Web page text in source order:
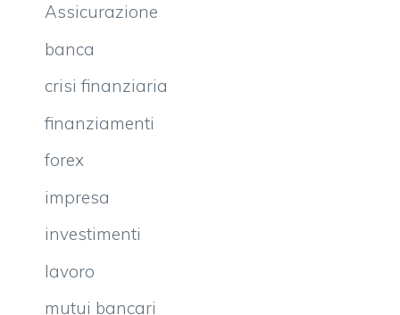
Assicurazione
banca
crisi finanziaria
finanziamenti
forex
impresa
investimenti
lavoro
mutui bancari